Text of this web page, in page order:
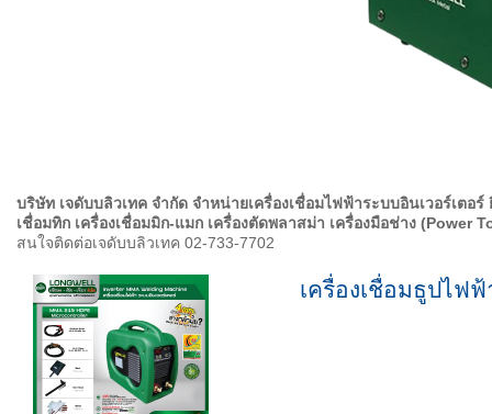
บริษัท เจดับบลิวเทค จำกัด จำหน่ายเครื่องเชื่อมไฟฟ้าระบบอินเวอร์เตอ
เชื่อมทิก เครื่องเชื่อมมิก-แมก เครื่องตัดพลาสม่า เครื่องมือช่าง
สนใจติดต่อเจดับบลิวเทค 02-733-7702
เครื่องเชื่อมธูปไฟ